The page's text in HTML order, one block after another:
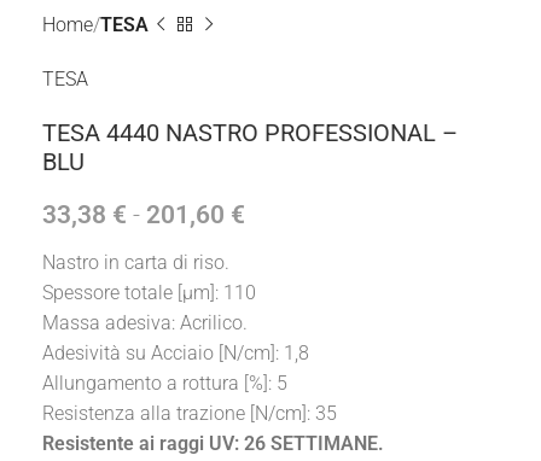
Home TESA
TESA
TESA 4440 NASTRO PROFESSIONAL –
BLU
33,38 € - 201,60 €
Nastro in carta di riso.
Spessore totale [µm]: 110
Massa adesiva: Acrilico.
Adesività su Acciaio [N/cm]: 1,8
Allungamento a rottura [%]: 5
Resistenza alla trazione [N/cm]: 35
Resistente ai raggi UV: 26 SETTIMANE.